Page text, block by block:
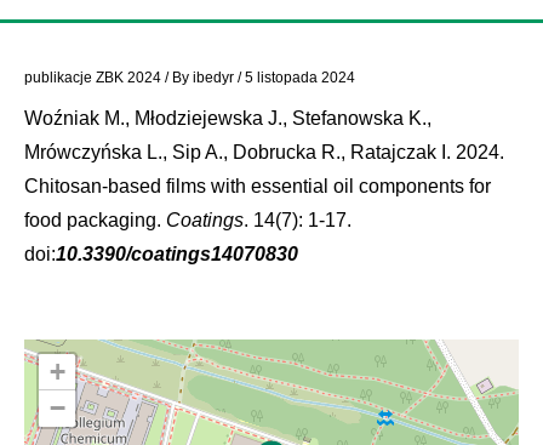
publikacje ZBK 2024 / By ibedyr /5 listopada 2024
Woźniak M., Młodziejewska J., Stefanowska K.,
Mrówczyńska L., Sip A., Dobrucka R., Ratajczak I. 2024.
Chitosan-based films with essential oil components for
food packaging. Coatings. 14(7): 1-17.
doi:10.3390/coatings14070830
+
−